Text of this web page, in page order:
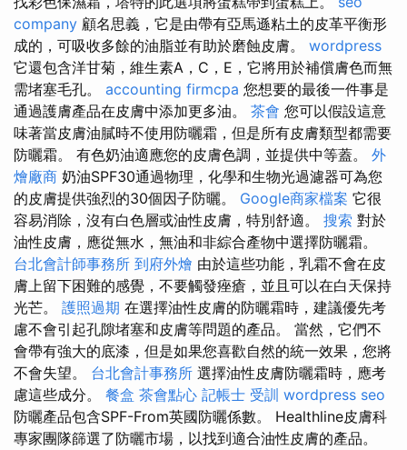
company 顧名思義，它是由帶有亞馬遜粘土的皮革平衡形
成的，可吸收多餘的油脂並有助於磨蝕皮膚。 wordpress
它還包含洋甘菊，維生素A，C，E，它將用於補償膚色而無
需堵塞毛孔。 accounting firmcpa 您想要的最後一件事是
通過護膚產品在皮膚中添加更多油。 茶會 您可以假設這意
味著當皮膚油膩時不使用防曬霜，但是所有皮膚類型都需要
防曬霜。 有色奶油適應您的皮膚色調，並提供中等蓋。 外
燴廠商 奶油SPF30通過物理，化學和生物光過濾器可為您
的皮膚提供強烈的30個因子防曬。 Google商家檔案 它很
容易消除，沒有白色層或油性皮膚，特別舒適。 搜索 對於
油性皮膚，應從無水，無油和非綜合產物中選擇防曬霜。
台北會計師事務所 到府外燴 由於這些功能，乳霜不會在皮
膚上留下困難的感覺，不要觸發痤瘡，並且可以在白天保持
光芒。 護照過期 在選擇油性皮膚的防曬霜時，建議優先考
慮不會引起孔隙堵塞和皮膚等問題的產品。 當然，它們不
會帶有強大的底漆，但是如果您喜歡自然的統一效果，您將
不會失望。 台北會計事務所 選擇油性皮膚防曬霜時，應考
慮這些成分。 餐盒 茶會點心 記帳士 受訓 wordpress seo
防曬產品包含SPF-From英國防曬係數。 Healthline皮膚科
專家團隊篩選了防曬市場，以找到適合油性皮膚的產品。